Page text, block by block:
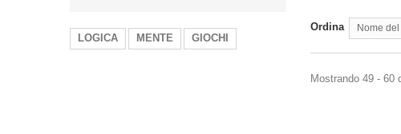
LOGICA MENTE GIOCHI
Ordina
Mostrando 49 - 60